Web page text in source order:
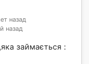
назад
назад
займається :